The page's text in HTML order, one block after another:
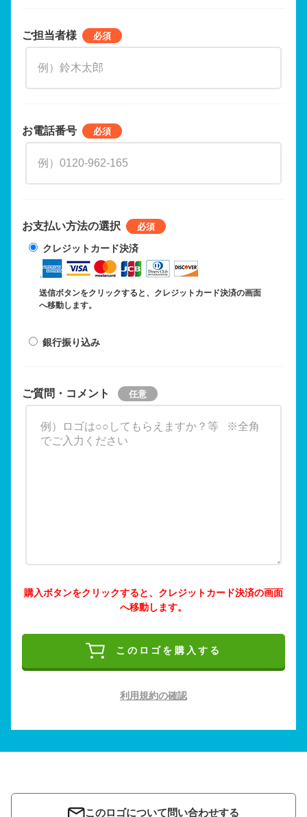
ご担当者様
お電話番号
お支払い方法の選択
クレジットカード決済
送信ボタンをクリックすると、クレジットカード決済の画面
へ移動します。
銀行振り込み
ご質問・コメント
購入ボタンをクリックすると、クレジットカード決済の画面
へ移動します。
このロゴを購入する
利用規約の確認
このロゴについて問い合わせする